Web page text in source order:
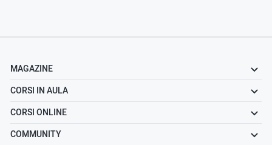
MAGAZINE
CORSI IN AULA
CORSI ONLINE
COMMUNITY